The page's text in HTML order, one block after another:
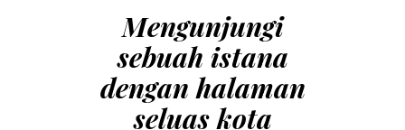
Mengunjungi
sebuah istana
dengan halaman
seluas kota